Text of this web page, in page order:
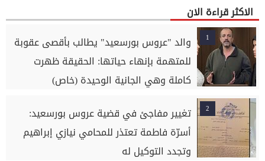
الاكثر قراءة الان
1
والد "عروس بورسعيد" يطالب بأقصى عقوبة
للمتهمة بإنهاء حياتها: الحقيقة ظهرت
كاملة وهي الجانية الوحيدة (خاص)
2
تغيير مفاجئ في قضية عروس بورسعيد:
أسرّة فاطمة تعتذر للمحامي نيازي إبراهيم
وتجدد التوكيل له